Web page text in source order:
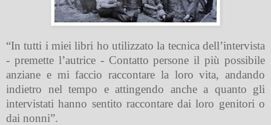
“In tutti i miei libri ho utilizzato la tecnica dell’intervista
- premette l’autrice - Contatto persone il più possibile
anziane e mi faccio raccontare la loro vita, andando
indietro nel tempo e attingendo anche a quanto gli
intervistati hanno sentito raccontare dai loro genitori o
dai nonni”.